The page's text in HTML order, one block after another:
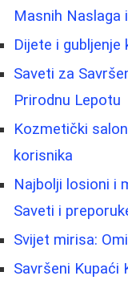
Masnih Naslaga
Dijete i gubljenje
Saveti za
Prirodnu Lepotu
Kozmetički
korisnika
Najbolji losioni i
Saveti i
Svijet mirisa:
Savršeni Kupaći